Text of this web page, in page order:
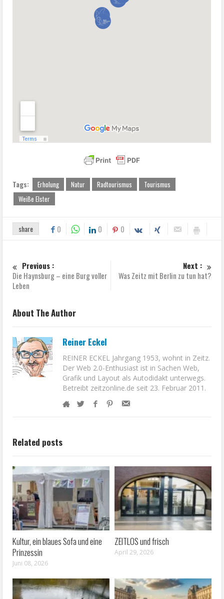
Tags: Erholung Natur Radtourismus
Tourismus
Weiße Elster
share 0 0 0
Previous :
Die Haynsburg – eine Burg voller
Leben
Next :
Was Zeitz mit Berlin zu tun hat?
About The Author
Reiner Eckel
REINER ECKEL Jahrgang 1953, wohnt in Zeitz.
Der Web 2.0-Enthusiast ist in Sachen Web,
Grafik und Layout als Autodidakt unterwegs.
Betreibt zeitzonline.de seit 23. Februar 2011.
Related posts
Kultur, ein blaues Sofa und eine
Prinzessin
Juni 08, 2026
ZEITLOS und frisch
April 29, 2026